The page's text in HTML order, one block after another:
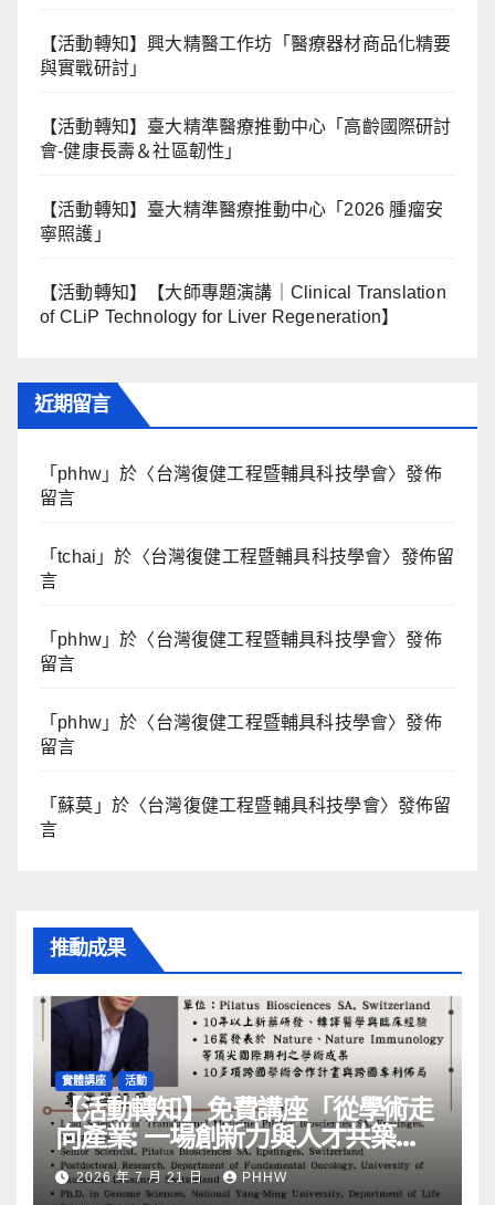
【活動轉知】興大精醫工作坊「醫療器材商品化精要
與實戰研討」
【活動轉知】臺大精準醫療推動中心「高齡國際研討
會-健康長壽＆社區韌性」
【活動轉知】臺大精準醫療推動中心「2026 腫瘤安
寧照護」
【活動轉知】【大師專題演講｜Clinical Translation
of CLiP Technology for Liver Regeneration】
近期留言
「 phhw 」於〈台灣復健工程暨輔具科技學會〉發佈
留言
「tchai 」於〈台灣復健工程暨輔具科技學會〉發佈留
言
「 phhw 」於〈台灣復健工程暨輔具科技學會〉發佈
留言
「 phhw 」於〈台灣復健工程暨輔具科技學會〉發佈
留言
「蘇莫 」於〈台灣復健工程暨輔具科技學會〉發佈留
言
推動成果
實體講座 活動
【活動轉知】免費講座「從學術走
向產業: ⼀場創新力與⼈才共築的
旅程」
2026 年 7 月 21 日 PHHW